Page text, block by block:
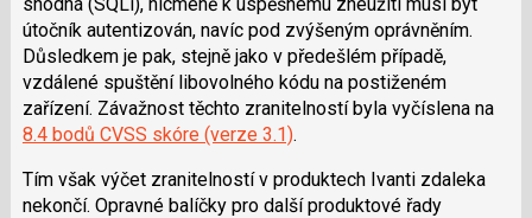
útočník autentizován, navíc pod zvýšeným oprávněním.
Důsledkem je pak, stejně jako v předešlém případě,
vzdálené spuštění libovolného kódu na postiženém
zařízení. Závažnost těchto zranitelností byla vyčíslena na
8.4 bodů CVSS skóre (verze 3.1).
Tím však výčet zranitelností v produktech Ivantizdaleka
nekončí. Opravné balíčky pro další produktové řady